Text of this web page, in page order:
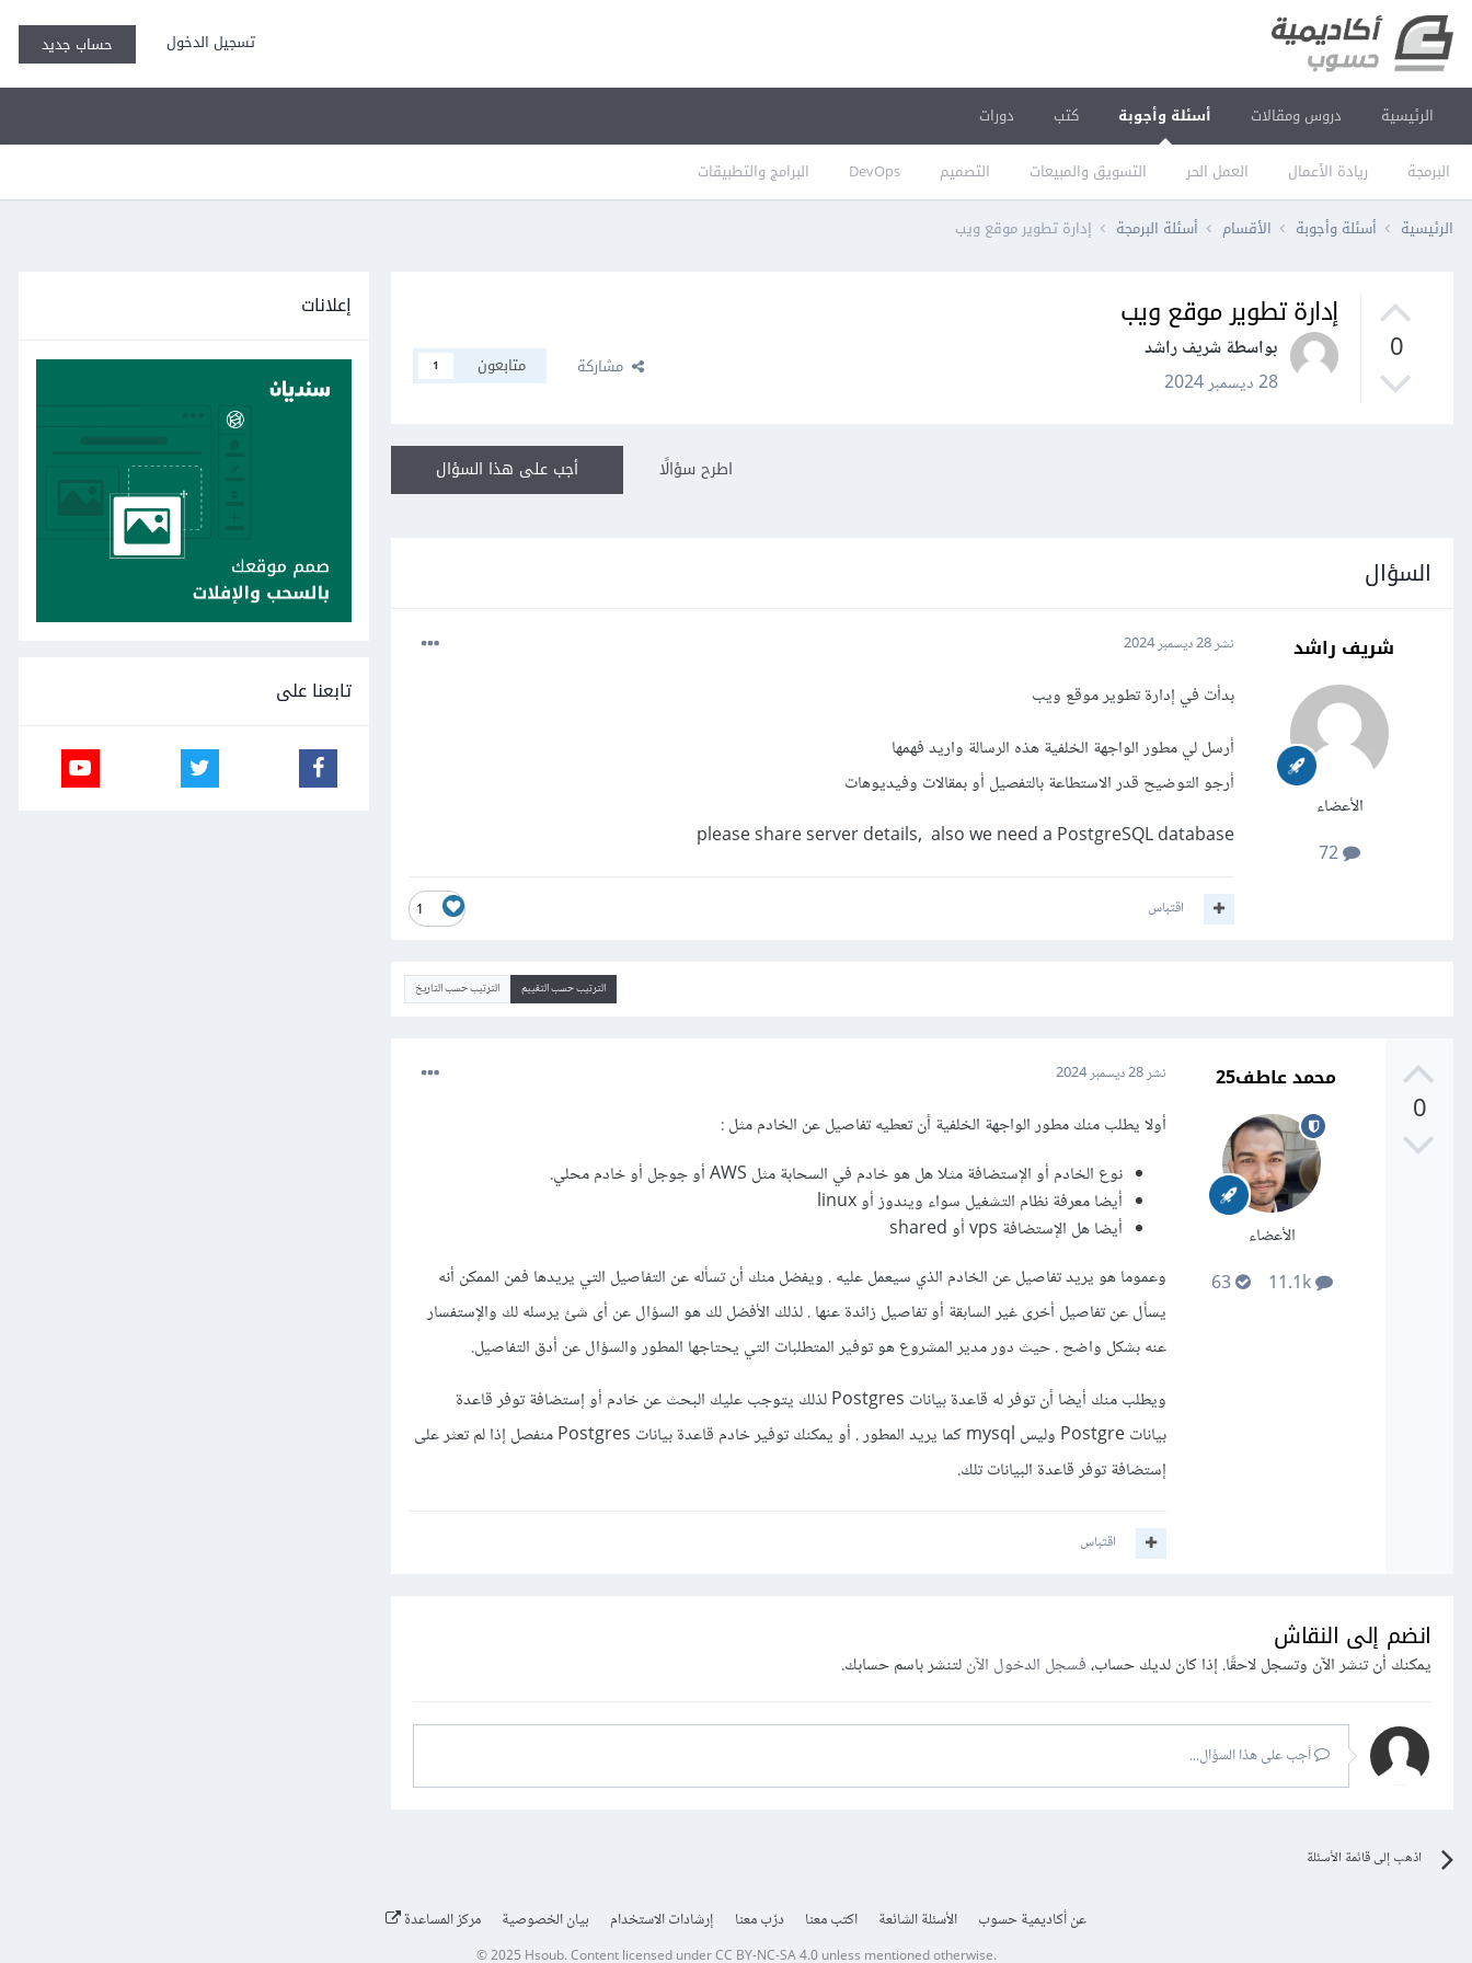
تسجيل الدخول حساب جديد
الرئيسية دروس ومقالات أسئلة وأجوبة
البرمجة ريادة الأعمال العمل الحر التسويق والمبيعات التصميم DevOps البرامج والتطبيقات
كتب دورات
الرئيسية أسئلة وأجوبة الأقسام أسئلة البرمجة إدارة تطوير موقع ويب
0
إدارة تطوير موقع ويب
بواسطة شريف راشد
28 ديسمبر 2024
مشاركة متابعون 1
أجب على هذا السؤال اطرح سؤالًا
السؤال
شريف راشد
الأعضاء
نشر28 ديسمبر 2024
بدأت في إدارة تطوير موقع ويب
أرسل لي مطور الواجهة الخلفية هذه الرسالة واريد فهمها
أرجو التوضيح قدر الاستطاعة بالتفصيل أو بمقالات وفيديوهات
please share server details, also we need a PostgreSQL database
1 اقتباس
الترتيب حسب التقييم الترتيب حسب التاريخ
0
محمد عاطف25
الأعضاء
11.1k
63
نشر28 ديسمبر 2024
أولا يطلب منك مطور الواجهة الخلفية أن تعطيه تفاصيل عن الخادم مثل:
نوع الخادم أو الإستضافة مثلا هل هو خادم في السحابة مثل AWS أو جوجل أو خادم محلي.
أيضا معرفة نظام التشغيل سواء ويندوز أو linux
أيضا هل الإستضافة vps أو shared
وعموما هو يريد تفاصيل عن الخادم الذي سيعمل عليه . ويفضل منك أن تسأله عن التفاصيل التي يريدها فمن الممكن أنه
يسأل عن تفاصيل أخرى غير السابقة أو تفاصيل زائدة عنها . لذلك الأفضل لك هو السؤال عن أى شئ يرسله لك والإستفسار
عنه بشكل واضح . حيث دور مدير المشروع هو توفير المتطلبات التي يحتاجها المطور والسؤال عن أدق التفاصيل.
ويطلب منك أيضا أن توفر له قاعدة بيانات Postgres لذلك يتوجب عليك البحث عن خادم أو إستضافة توفر قاعدة
بيانات Postgre وليس mysql كما يريد المطور . أو يمكنك توفير خادم قاعدة بيانات Postgres منفصل إذا لم تعثر على
إستضافة توفر قاعدة البيانات تلك.
اقتباس
انضم إلى النقاش
يمكنك أن تنشر الآن وتسجل لاحقًا. إذا كان لديك حساب،فسجل الدخول الآنلتنشر باسم حسابك.
أجب على هذا السؤال...
اذهب إلى قائمة الأسئلة
إعلانات
تابعنا على
عن أكاديمية حسوب الأسئلة الشائعة اكتب معنا درّب معنا إرشادات الاستخدام بيان الخصوصية مركز المساعدة
© 2025 Hsoub.Content licensed underCC BY-NC-SA 4.0unless mentioned otherwise.